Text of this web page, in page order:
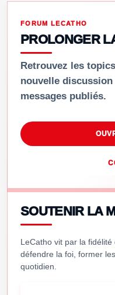
FORUM LECATHO
PROLONGER
Retrouvez les
nouvelle
messages publiés.
SOUTENIR LA
LeCatho vit par la
défendre la foi, former
quotidien.